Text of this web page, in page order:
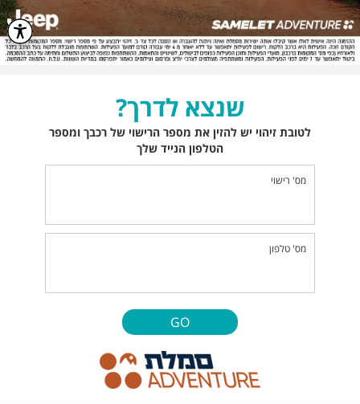
שנצא לדרך?
לטובת זיהוי יש להזין את מספר הרישוי של רכבך ומספר
הטלפון הנייד שלך
מס' רישוי
מס' טלפון
GO